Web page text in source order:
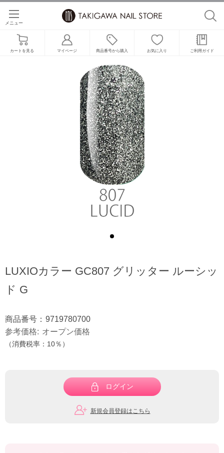
カートを見る マイページ 商品番号から購入 お気に入り ご利用ガイド
メニュー
LUXIOカラー GC807 グリッター ルーシッ
ド G
商品番号： 9719780700
参考価格
オープン価格
（消費税率： 10％ ）
ログイン
新規会員登録はこちら